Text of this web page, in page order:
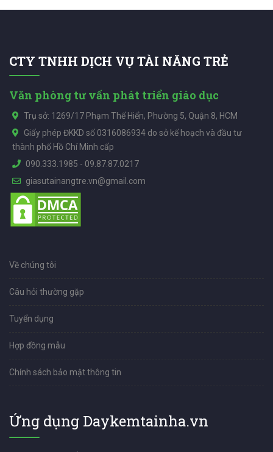
CTY TNHH DỊCH VỤ TÀI NĂNG TRẺ
Văn phòng tư vấn phát triển giáo dục
Trụ sở: 1269/17 Phạm Thế Hiển, Phường 5, Quận 8, HCM
Giấy phép ĐKKD số 0316086934 do sở kế hoạch và đầu tư
thành phố Hồ Chí Minh cấp
090.333.1985 - 09.87.87.0217
giasutainangtre.vn@gmail.com
Về chúng tôi
Câu hỏi thường gặp
Tuyển dụng
Hợp đồng mẫu
Chính sách bảo mật thông tin
Ứng dụng Daykemtainha.vn